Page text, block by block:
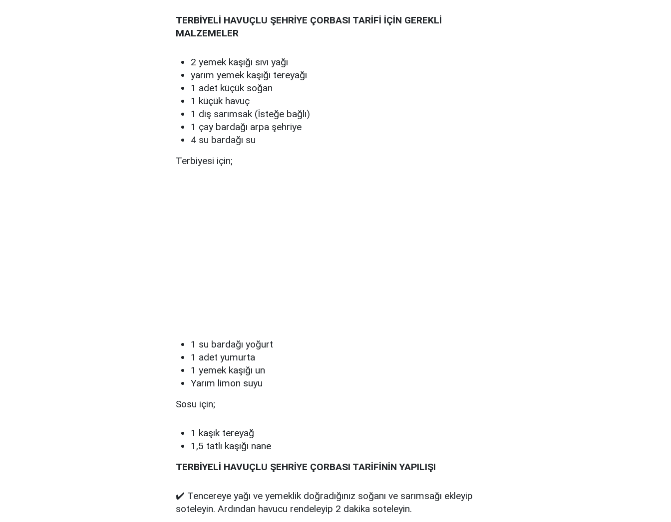
TERBİYELİ HAVUÇLU ŞEHRİYE ÇORBASI TARİFİ İÇİN GEREKLİ
MALZEMELER
2 yemek kaşığı sıvı yağı
yarım yemek kaşığı tereyağı
1 adet küçük soğan
1 küçük havuç
1 diş sarımsak (İsteğe bağlı)
1 çay bardağı arpa şehriye
4 su bardağı su
Terbiyesi için;
1 su bardağı yoğurt
1 adet yumurta
1 yemek kaşığı un
Yarım limon suyu
Sosu için;
1 kaşık tereyağ
1,5 tatlı kaşığı nane
TERBİYELİ HAVUÇLU ŞEHRİYE ÇORBASI TARİFİNİN YAPILIŞI
✔️ Tencereye yağı ve yemeklik doğradığınız soğanı ve sarımsağı ekleyip
soteleyin. Ardından havucu rendeleyip 2 dakika soteleyin.